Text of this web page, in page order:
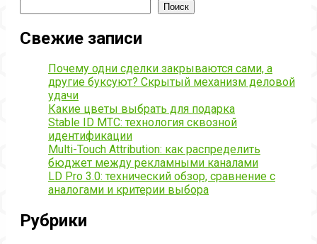
Поиск
Свежие записи
Почему одни сделки закрываются сами, а
другие буксуют? Скрытый механизм деловой
удачи
Какие цветы выбрать для подарка
Stable ID МТС: технология сквозной
идентификации
Multi-Touch Attribution: как распределить
бюджет между рекламными каналами
LD Pro 3.0: технический обзор, сравнение с
аналогами и критерии выбора
Рубрики